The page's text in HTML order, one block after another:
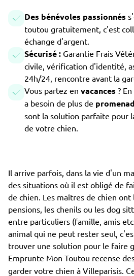
Des bénévoles passionnés
toutou gratuitement, c'est
échange d'argent.
Sécurisé : Garantie Frais
civile, vérification d'identité,
24h/24, rencontre avant la
Vous partez en vacances ? En
a besoin de plus de
sont la solution parfaite pour
de votre chien.
Il arrive parfois, dans la vie d'un
des situations où il est obligé de
de chien. Les maîtres de chien
pensions, les chenils ou les dog
entre particuliers (famille, amis
animal qui ne peut rester seul,
trouver une solution pour le faire
Emprunte Mon Toutou recense
garder votre chien à Villeparisis.